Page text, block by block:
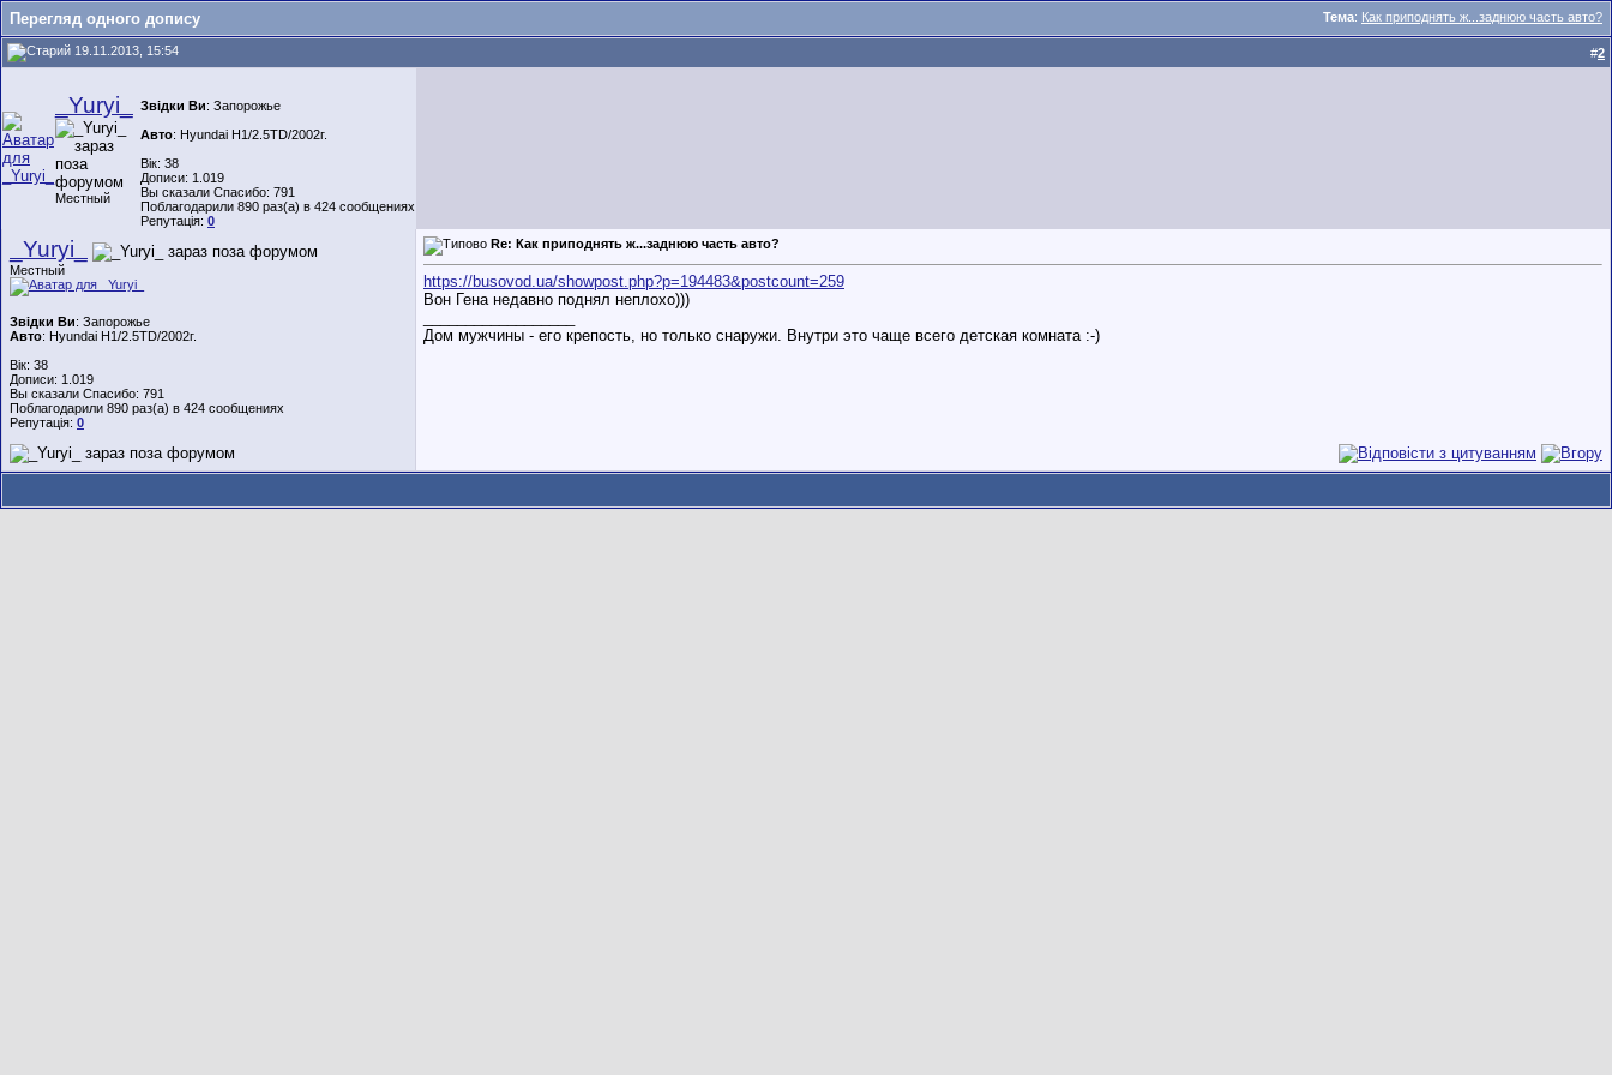
Тема: Как приподнять ж...заднюю часть авто?
Перегляд одного допису
19.11.2013, 15:54 #2
_Yuryi_
Местный
Звідки Ви: Запорожье
Авто: Hyundai H1/2.5TD/2002г.
Вік: 38
Дописи: 1.019
Вы сказали Спасибо: 791
Поблагодарили 890 раз(а) в 424 сообщениях
Репутація: 0
_Yuryi_
Местный
Звідки Ви: Запорожье
Авто: Hyundai H1/2.5TD/2002г.
Вік: 38
Дописи: 1.019
Вы сказали Спасибо: 791
Поблагодарили 890 раз(а) в 424 сообщениях
Репутація: 0
Re: Как приподнять ж...заднюю часть авто?
https://busovod.ua/showpost.php?p=194483&postcount=259
Вон Гена недавно поднял неплохо)))
Дом мужчины - его крепость, но только снаружи. Внутри это чаще всего детская комната :-)